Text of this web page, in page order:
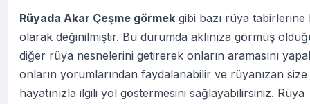
Rüyada Akar Çeşme görmek gibi bazı rüya tabirlerine
olarak değinilmiştir. Bu durumda aklınıza görmüş
diğer rüya nesnelerini getirerek onların aramasını
onların yorumlarından faydalanabilir ve rüyanızan size
hayatınızla ilgili yol göstermesini sağlayabilirsiniz. Rüya